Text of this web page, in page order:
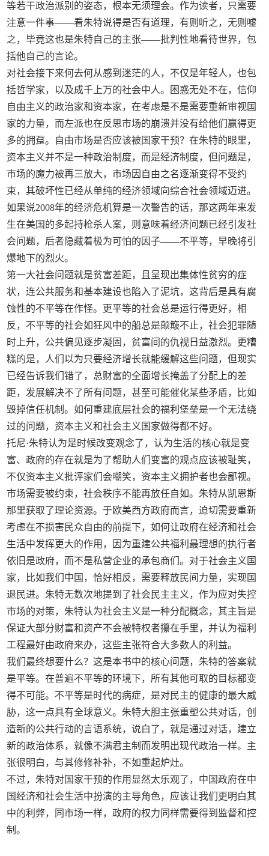
等若干政治派别的姿态，根本无须理会。作为读者，只需要
注意一件事——看朱特说得是否有道理，有则听之，无则嘘
之，毕竟这也是朱特自己的主张——批判性地看待世界，包
括他自己的言论。
对社会接下来何去何从感到迷茫的人，不仅是年轻人，也包
括哲学家，以及成千上万的社会中人。困惑无处不在，信仰
自由主义的政治家和资本家，在考虑是不是需要重新审视国
家的力量，而左派也在反思市场的崩溃并没有给他们赢得更
多的拥趸。自由市场是否应该被国家干预？在朱特的眼里，
资本主义并不是一种政治制度，而是经济制度，但问题是，
市场的魔力被再三放大，市场因自由之名逐渐变得不受约
束，其破坏性已经从单纯的经济领域向综合社会领域迈进。
如果说2008年的经济危机算是一次警告的话，那这两年来发
生在美国的多起持枪杀人案，则意味着经济问题已经引发社
会问题，后者隐藏着极为可怕的因子——不平等，早晚将引
爆地下的烈火。
第一大社会问题就是贫富差距，且呈现出集体性贫穷的症
状，连公共服务和基本建设也陷入了泥坑，这背后是具有腐
蚀性的不平等在作怪。更平等的社会总是运行得更好，相
反，不平等的社会如狂风中的船总是颠簸不止，社会犯罪随
时上升，公共偏见逐步凝固，贫富间的仇视日益激烈。更糟
糕的是，人们以为只要经济增长就能缓解这些问题，但现实
已经告诉我们错了，总财富的全面增长掩盖了分配上的差
距，发展解决不了所有问题，甚至可能催化某些矛盾，比如
毁掉信任机制。如何重建底层社会的福利堡垒是一个无法绕
过的问题，资本主义和社会主义国家做得都不好。
托尼·朱特认为是时候改变观念了，认为生活的核心就是变
富、政府的存在就是为了帮助人们变富的观点应该被耻笑，
不仅资本主义批评家们会嘲笑，资本主义拥护者也会鄙视。
市场需要被约束，社会秩序不能再放任自如。朱特从凯恩斯
那里获取了理论资源。于欧美西方政府而言，迫切需要重新
考虑在不损害民众自由的前提下，如何让政府在经济和社会
生活中发挥更大的作用，因为重建公共福利最理想的执行者
依旧是政府，而不是私营企业的承包商们。对于社会主义国
家，比如我们中国，恰好相反，需要释放民间力量，实现国
退民进。朱特无数次地提到了社会民主主义，作为应对失控
市场的对策，朱特认为社会主义是一种分配概念，其主旨是
保证大部分财富和资产不会被特权者攥在手里，并认为福利
工程最好由政府来办，这些主张符合大多数人的利益。
我们最终想要什么？这是本书中的核心问题，朱特的答案就
是平等。在普遍不平等的环境下，所有其他可取的目标都变
得不可能。不平等是时代的病症，是对民主的健康的最大威
胁，这一点具有全球意义。朱特大胆主张重塑公共对话，创
造新的公共行动的言语系统，说白了，就是通过对话，建立
新的政治体系，就像不满君主制而发明出现代政治一样。主
张很明白，与其修修补补，不如重起炉灶。
不过，朱特对国家干预的作用显然太乐观了，中国政府在中
国经济和社会生活中扮演的主导角色，应该让我们更明白其
中的利弊，同市场一样，政府的权力同样需要得到监督和控
制。